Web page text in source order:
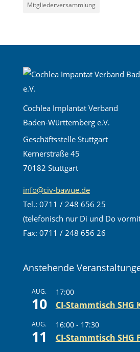
Mitgliederversammlung
Cochlea Implantat Verband
Baden-Württemberg e.V.
Geschäftsstelle Stuttgart
Kernerstraße 45
70182 Stuttgart
info@civ-bawue.de
Tel.: 0711 / 248 656 25
(telefonisch nur Di und Do
Fax: 0711 / 248 656 26
Anstehende
AUG.
10
17:00
CI-Stammtisch SHG
AUG.
11
16:00- 17:30
CI-Stammtisch SHG